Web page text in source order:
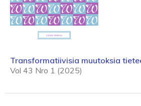
Transformatiivisia muutoksia
Vol 43 Nro 1 (2025)